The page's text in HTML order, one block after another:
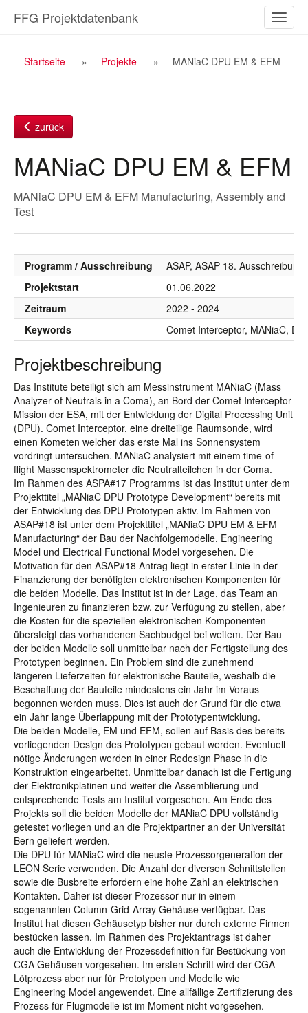
Inhalt
ein-/
FFG Projektdatenbank
Breadcrumb
Startseite Projekte MANiaC DPU EM & EFM
zurück
MANiaC DPU EM & EFM
MANiaC DPU EM & EFM Manufacturing, Assembly and
Test
Programm / Ausschreibung
ASAP, ASAP 18. Ausschreibung
Projektstart
01.06.2022
Zeitraum
2022 - 2024
Keywords
Comet Interceptor, MANiaC,
Projektbeschreibung
Das Institute beteiligt sich am Messinstrument MANiaC (Mass
Analyzer of Neutrals in a Coma), an Bord der Comet Interceptor
Mission der ESA, mit der Entwicklung der Digital Processing Unit
(DPU). Comet Interceptor, eine dreiteilige Raumsonde, wird
einen Kometen welcher das erste Mal ins Sonnensystem
vordringt untersuchen. MANiaC analysiert mit einem time-of-
flight Massenspektrometer die Neutralteilchen in der Coma.
Im Rahmen des ASPA#17 Programms ist das Institut unter dem
Projekttitel „MANiaC DPU Prototype Development“ bereits mit
der Entwicklung des DPU Prototypen aktiv. Im Rahmen von
ASAP#18 ist unter dem Projekttitel „MANiaC DPU EM & EFM
Manufacturing“ der Bau der Nachfolgemodelle, Engineering
Model und Electrical Functional Model vorgesehen. Die
Motivation für den ASAP#18 Antrag liegt in erster Linie in der
Finanzierung der benötigten elektronischen Komponenten für
die beiden Modelle. Das Institut ist in der Lage, das Team an
Ingenieuren zu finanzieren bzw. zur Verfügung zu stellen, aber
die Kosten für die speziellen elektronischen Komponenten
übersteigt das vorhandenen Sachbudget bei weitem. Der Bau
der beiden Modelle soll unmittelbar nach der Fertigstellung des
Prototypen beginnen. Ein Problem sind die zunehmend
längeren Lieferzeiten für elektronische Bauteile, weshalb die
Beschaffung der Bauteile mindestens ein Jahr im Voraus
begonnen werden muss. Dies ist auch der Grund für die etwa
ein Jahr lange Überlappung mit der Prototypentwicklung.
Die beiden Modelle, EM und EFM, sollen auf Basis des bereits
vorliegenden Design des Prototypen gebaut werden. Eventuell
nötige Änderungen werden in einer Redesign Phase in die
Konstruktion eingearbeitet. Unmittelbar danach ist die Fertigung
der Elektronikplatinen und weiter die Assemblierung und
entsprechende Tests am Institut vorgesehen. Am Ende des
Projekts soll die beiden Modelle der MANiaC DPU vollständig
getestet vorliegen und an die Projektpartner an der Universität
Bern geliefert werden.
Die DPU für MANiaC wird die neuste Prozessorgeneration der
LEON Serie verwenden. Die Anzahl der diversen Schnittstellen
sowie die Busbreite erfordern eine hohe Zahl an elektrischen
Kontakten. Daher ist dieser Prozessor nur in einem
sogenannten Column-Grid-Array Gehäuse verfügbar. Das
Institut hat diesen Gehäusetyp bisher nur durch externe Firmen
bestücken lassen. Im Rahmen des Projektantrags ist daher
auch die Entwicklung der Prozessdefinition für Bestückung von
CGA Gehäusen vorgesehen. Im ersten Schritt wird der CGA
Lötprozess aber nur für Prototypen und Modelle wie
Engineering Model angewendet. Eine allfällige Zertifizierung des
Prozess für Flugmodelle ist im Moment nicht vorgesehen.